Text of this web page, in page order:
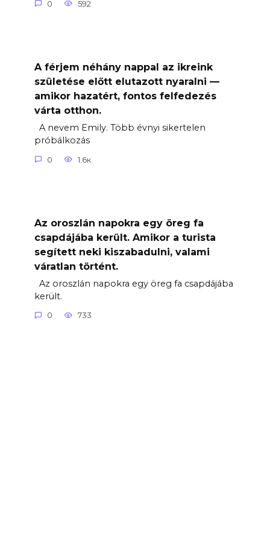
0 592
A férjem néhány nappal az ikreink
születése előtt elutazott nyaralni —
amikor hazatért, fontos felfedezés
várta otthon.
A nevem Emily. Több évnyi sikertelen
próbálkozás
0 1.6к.
Az oroszlán napokra egy öreg fa
csapdájába került. Amikor a turista
segített neki kiszabadulni, valami
váratlan történt.
Az oroszlán napokra egy öreg fa csapdájába
került.
0 733